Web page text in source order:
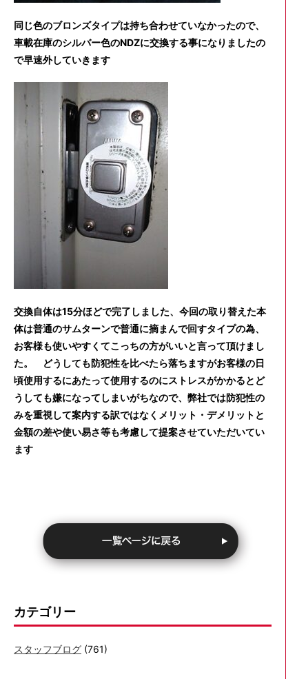
同じ色のブロンズタイプは持ち合わせていなかったので、
車載在庫のシルバー色のNDZに交換する事になりましたの
で早速外していきます
交換自体は15分ほどで完了しました、今回の取り替えた本
体は普通のサムターンで普通に摘まんで回すタイプの為、
お客様も使いやすくてこっちの方がいいと言って頂けまし
た。 どうしても防犯性を比べたら落ちますがお客様の日
頃使用するにあたって使用するのにストレスがかかるとど
うしても嫌になってしまいがちなので、弊社では防犯性の
みを重視して案内する訳ではなくメリット・デメリットと
金額の差や使い易さ等も考慮して提案させていただいてい
ます
カテゴリー
スタッフブログ (761)